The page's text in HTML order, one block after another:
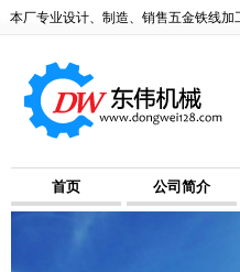
本厂专业设计、制造、销售五金铁线
首页 公司简介